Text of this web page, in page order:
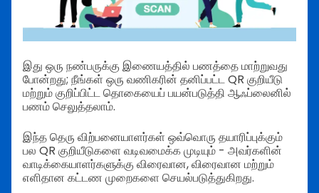
இது ஒரு நண்பருக்கு இணையத்தில் பணத்தை மாற்றுவது
போன்றது; நீங்கள் ஒரு வணிகரின் தனிப்பட்ட QR குறியீடு
மற்றும் குறிப்பிட்ட தொகையைப் பயன்படுத்தி ஆஃப்லைனில்
பணம் செலுத்தலாம்.
இந்த தெரு விற்பனையாளர்கள் ஒவ்வொரு தயாரிப்புக்கும்
பல QR குறியீடுகளை வடிவமைக்க முடியும் - அவர்களின்
வாடிக்கையாளர்களுக்கு விரைவான, விரைவான மற்றும்
எளிதான கட்டண முறைகளை செயல்படுத்துகிறது.